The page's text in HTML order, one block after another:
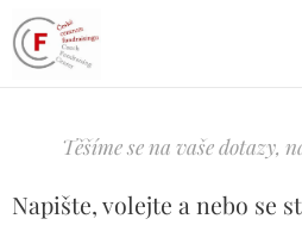
Těšíme se na vaše dotazy,
Napište, volejte a nebo se